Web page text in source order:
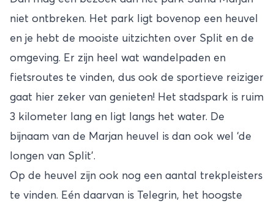
niet ontbreken. Het park ligt bovenop een heuvel
en je hebt de mooiste uitzichten over Split en de
omgeving. Er zijn heel wat wandelpaden en
fietsroutes te vinden, dus ook de sportieve reiziger
gaat hier zeker van genieten! Het stadspark is ruim
3 kilometer lang en ligt langs het water. De
bijnaam van de Marjan heuvel is dan ook wel ‘de
longen van Split’.
Op de heuvel zijn ook nog een aantal trekpleisters
te vinden. Eén daarvan is Telegrin, het hoogste